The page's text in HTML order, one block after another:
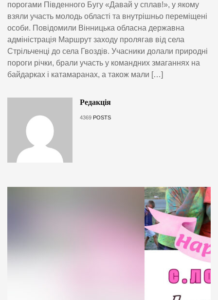
порогами Південного Бугу «Давай у сплав!», у якому
взяли участь молодь області та внутрішньо переміщені
особи. Повідомили Вінницька обласна державна
адміністрація Маршрут заходу пролягав від села
Стрільченці до села Гвоздів. Учасники долали природні
пороги річки, брали участь у командних змаганнях на
байдарках і катамаранах, а також мали […]
Редакція
4369 POSTS